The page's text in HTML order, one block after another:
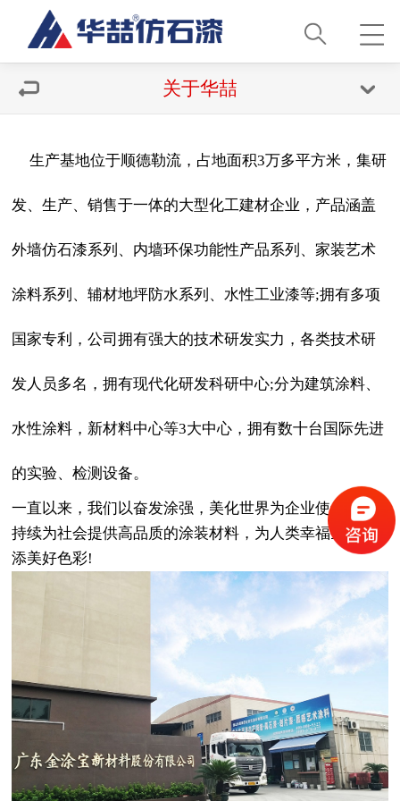
关于华喆
生产基地位于顺德勒流，占地面积3万多平方米，集研
发、生产、销售于一体的大型化工建材企业，产品涵盖
外墙仿石漆系列、内墙环保功能性产品系列、家装艺术
涂料系列、辅材地坪防水系列、水性工业漆等;拥有多项
国家专利，公司拥有强大的技术研发实力，各类技术研
发人员多名，拥有现代化研发科研中心;分为建筑涂料、
水性涂料，新材料中心等3大中心，拥有数十台国际先进
的实验、检测设备。
一直以来，我们以奋发涂强，美化世界为企业使命，将
持续为社会提供高品质的涂装材料，为人类幸福生活增
添美好色彩!